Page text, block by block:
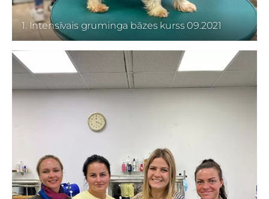
1. Intensīvais gruminga bāzes kurss 09.2021